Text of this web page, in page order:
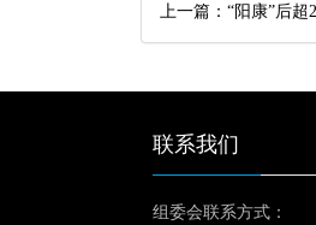
上一篇：“阳康”后
联系我们
组委会联系方式：